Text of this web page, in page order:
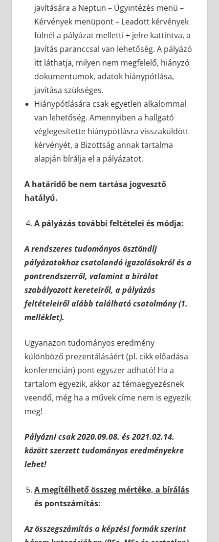
javítására a Neptun – Ügyintézés menü –
Kérvények menüpont – Leadott kérvények
fülnél a pályázat melletti + jelre kattintva, a
Javítás paranccsal van lehetőség. A pályázó
itt láthatja, milyen nem megfelelő, hiányzó
dokumentumok, adatok hiánypótlása,
javítása szükséges.
Hiánypótlására csak egyetlen alkalommal
van lehetőség. Amennyiben a hallgató
véglegesítette hiánypótlásra visszaküldött
kérvényét, a Bizottság annak tartalma
alapján bírálja el a pályázatot.
A határidő be nem tartása jogvesztő
hatályú.
A pályázás további feltételei és módja:
A rendszeres tudományos ösztöndíj
pályázatokhoz csatolandó igazolásokról és a
pontrendszerről, valamint a bírálat
szabályozott kereteiről, a pályázás
feltételeiről alább található csatolmány (1.
melléklet).
Ugyanazon tudományos eredmény
különböző prezentálásáért (pl. cikk előadása
konferencián) pont egyszer adható! Ha a
tartalom egyezik, akkor az témaegyezésnek
veendő, még ha a művek címe nem is egyezik
meg!
Pályázni csak 2020.09.08. és 2021.02.14.
között szerzett tudományos eredményekre
lehet!
A megítélhető összeg mértéke, a bírálás
és pontszámítás:
Az összegszámítás a képzési formák szerint